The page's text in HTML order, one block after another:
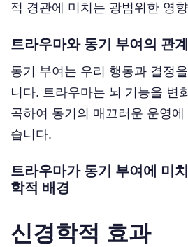
적 경관에 미치는 광범위한 영
트라우마와 동기 부여의 관계
동기 부여는 우리 행동과 결정
니다. 트라우마는 뇌 기능을 변
곡하여 동기의 매끄러운 운영
습니다.
트라우마가 동기 부여에 미
학적 배경
신경학적 효과